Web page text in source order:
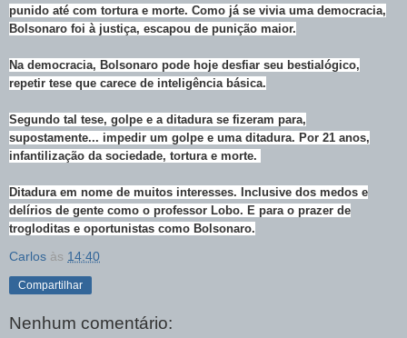
punido até com tortura e morte. Como já se vivia uma democracia,
Bolsonaro foi à justiça, escapou de punição maior.
Na democracia, Bolsonaro pode hoje desfiar seu bestialógico,
repetir tese que carece de inteligência básica.
Segundo tal tese, golpe e a ditadura se fizeram para,
supostamente... impedir um golpe e uma ditadura. Por 21 anos,
infantilização da sociedade, tortura e morte.
Ditadura em nome de muitos interesses. Inclusive dos medos e
delírios de gente como o professor Lobo. E para o prazer de
trogloditas e oportunistas como Bolsonaro.
Carlos às 14:40
Compartilhar
Nenhum comentário: